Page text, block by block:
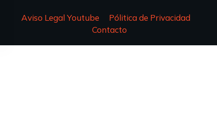
Aviso Legal Youtube
Pólitica de Privacidad
Contacto